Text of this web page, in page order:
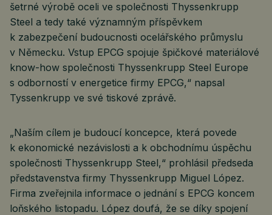
šetrné výrobě oceli ve společnosti Thyssenkrupp
Steel a tedy také významným příspěvkem
k zabezpečení budoucnosti ocelářského průmyslu
v Německu. Vstup EPCG spojuje špičkové materiálové
know-how společnosti Thyssenkrupp Steel Europe
s odborností v energetice firmy EPCG,“ napsal
Tyssenkrupp ve své tiskové zprávě.
„Naším cílem je budoucí koncepce, která povede
k ekonomické nezávislosti a k obchodnímu úspěchu
společnosti Thyssenkrupp Steel,“ prohlásil předseda
představenstva firmy Thyssenkrupp Miguel López.
Firma zveřejnila informace o jednání s EPCG koncem
loňského listopadu. López doufá, že se díky spojení